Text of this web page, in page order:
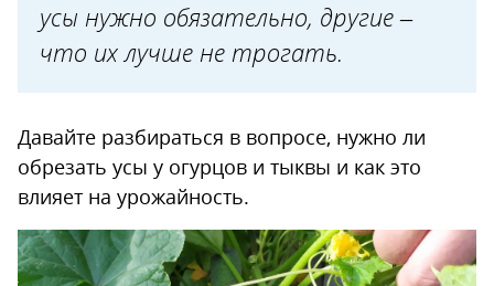
усы нужно обязательно, другие –
что их лучше не трогать.
Давайте разбираться в вопросе, нужно ли
обрезать усы у огурцов и тыквы и как это
влияет на урожайность.